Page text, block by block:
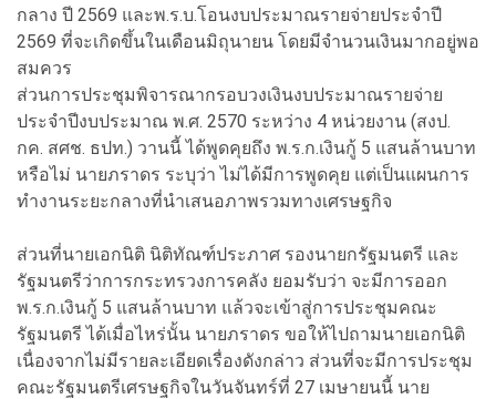
กลาง ปี 2569 และพ.ร.บ.โอนงบประมาณรายจ่ายประจำปี
2569 ที่จะเกิดขึ้นในเดือนมิถุนายน โดยมีจำนวนเงินมากอยู่พอ
สมควร
ส่วนการประชุมพิจารณากรอบวงเงินงบประมาณรายจ่าย
ประจำปีงบประมาณ พ.ศ. 2570 ระหว่าง 4 หน่วยงาน (สงป.
กค. สศช. ธปท.) วานนี้ ได้พูดคุยถึง พ.ร.ก.เงินกู้ 5 แสนล้านบาท
หรือไม่ นายภราดร ระบุว่า ไม่ได้มีการพูดคุย แต่เป็นแผนการ
ทำงานระยะกลางที่นำเสนอภาพรวมทางเศรษฐกิจ
ส่วนที่นายเอกนิติ นิติทัณฑ์ประภาศ รองนายกรัฐมนตรี และ
รัฐมนตรีว่าการกระทรวงการคลัง ยอมรับว่า จะมีการออก
พ.ร.ก.เงินกู้ 5 แสนล้านบาท แล้วจะเข้าสู่การประชุมคณะ
รัฐมนตรี ได้เมื่อไหร่นั้น นายภราดร ขอให้ไปถามนายเอกนิติ
เนื่องจากไม่มีรายละเอียดเรื่องดังกล่าว ส่วนที่จะมีการประชุม
คณะรัฐมนตรีเศรษฐกิจในวันจันทร์ที่ 27 เมษายนนี้ นาย